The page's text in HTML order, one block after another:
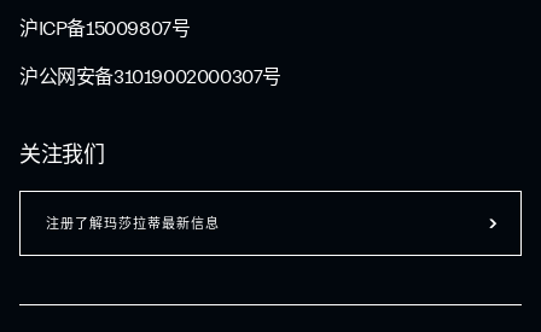
沪ICP备15009807号
沪公网安备31019002000307号
关注我们
注册了解玛莎拉蒂最新信息